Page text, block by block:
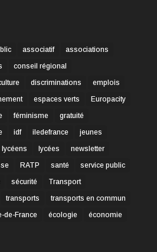
associatif
associations
conseil régional
discriminations
emplois
espaces verts
Europacity
féminisme
gratuité
idf iledefrance
jeunes
lycéens lycées
newsletter
RATP santé
service public
sécurité
Transport
transports
transports en commun
de-France écologie
économie